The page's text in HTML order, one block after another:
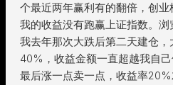
个最近两年赢利有的翻倍，创
我的收益没有跑赢上证指数。
我去年那次大跌后第二天建仓
40%，收益金额一直超越我自己
最后涨一点卖一点，收益率